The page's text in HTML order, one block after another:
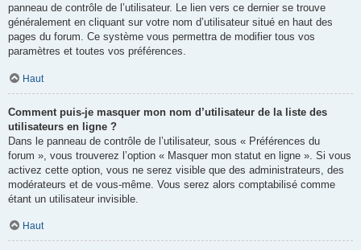
panneau de contrôle de l’utilisateur. Le lien vers ce dernier se trouve
généralement en cliquant sur votre nom d’utilisateur situé en haut des
pages du forum. Ce système vous permettra de modifier tous vos
paramètres et toutes vos préférences.
Haut
Comment puis-je masquer mon nom d’utilisateur de la liste des
utilisateurs en ligne ?
Dans le panneau de contrôle de l’utilisateur, sous « Préférences du
forum », vous trouverez l’option « Masquer mon statut en ligne ». Si vous
activez cette option, vous ne serez visible que des administrateurs, des
modérateurs et de vous-même. Vous serez alors comptabilisé comme
étant un utilisateur invisible.
Haut